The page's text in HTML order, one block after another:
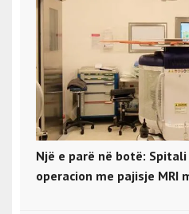
Një e parë në botë:
operacion me pajisje MRI